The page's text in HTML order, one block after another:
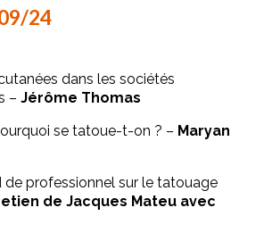
24
dans les sociétés
– Jérôme Thomas
se tatoue-t-on ? – Maryan
de professionnel sur le tatouage
de Jacques Mateu avec